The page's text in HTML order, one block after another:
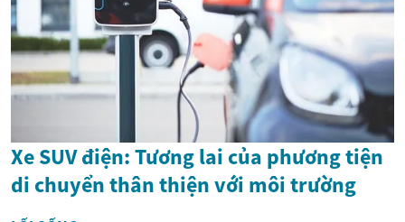
Xe SUV điện: Tương lai của phương tiện
di chuyển thân thiện với môi trường